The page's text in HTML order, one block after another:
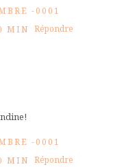
-0001
MIN Répondre
-0001
MIN Répondre